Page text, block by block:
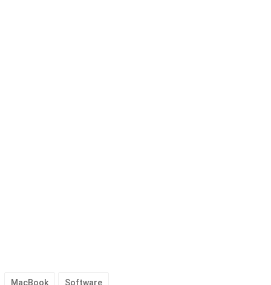
MacBook Software